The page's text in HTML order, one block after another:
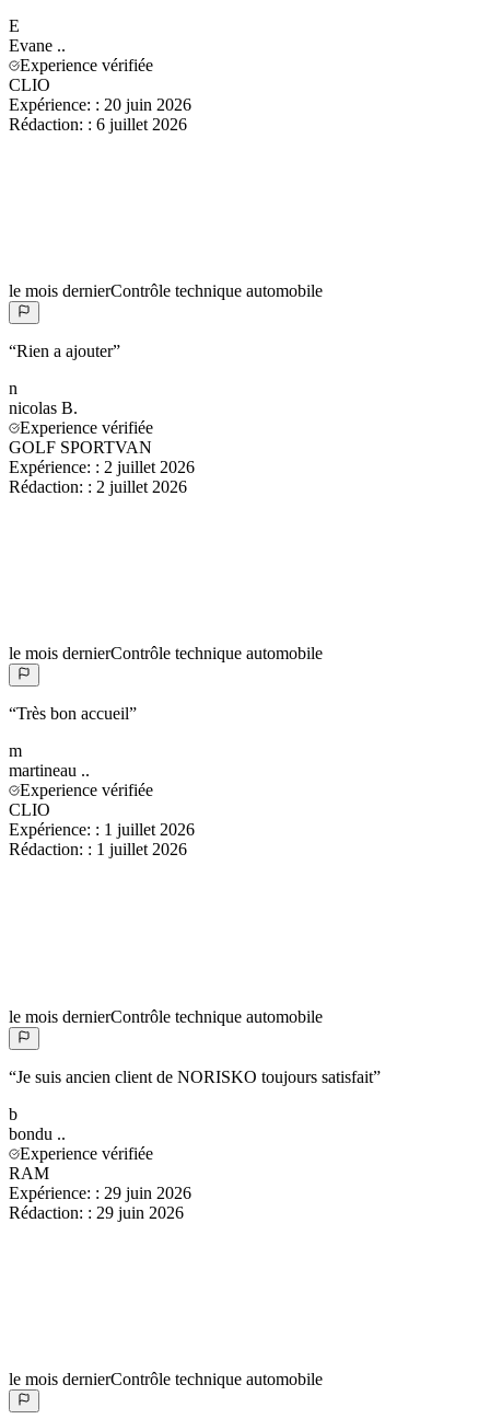
E
Evane ..
Experience vérifiée
CLIO
Expérience: : 20 juin 2026
Rédaction: : 6 juillet 2026
le mois dernierContrôle technique automobile
“Rien a ajouter”
n
nicolas B.
Experience vérifiée
GOLF SPORTVAN
Expérience: : 2 juillet 2026
Rédaction: : 2 juillet 2026
le mois dernierContrôle technique automobile
“Très bon accueil”
m
martineau ..
Experience vérifiée
CLIO
Expérience: : 1 juillet 2026
Rédaction: : 1 juillet 2026
le mois dernierContrôle technique automobile
“Je suis ancien client de NORISKO toujours satisfait”
b
bondu ..
Experience vérifiée
RAM
Expérience: : 29 juin 2026
Rédaction: : 29 juin 2026
le mois dernierContrôle technique automobile